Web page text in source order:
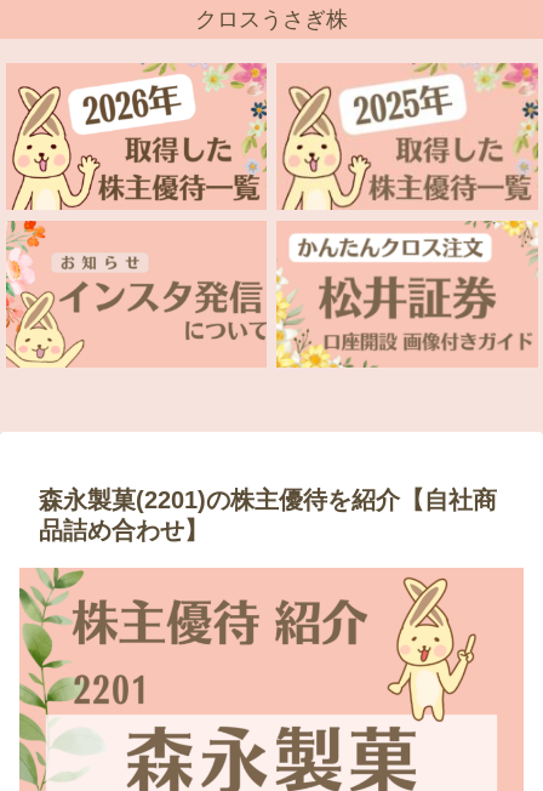
クロスうさぎ株
森永製菓(2201)の株主優待を紹介【自社商
品詰め合わせ】